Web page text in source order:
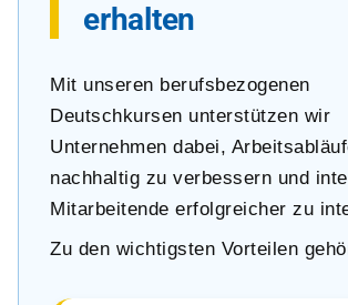
erhalten
Mit unseren berufsbezogenen
Deutschkursen unterstützen wir
Unternehmen dabei,
nachhaltig zu verbessern und
Mitarbeitende erfolgreicher zu
Zu den wichtigsten Vorteilen